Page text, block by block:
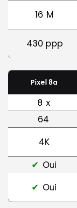
16 M
430 ppp
Pixel 8a
8 x
64
4K
Oui
Oui